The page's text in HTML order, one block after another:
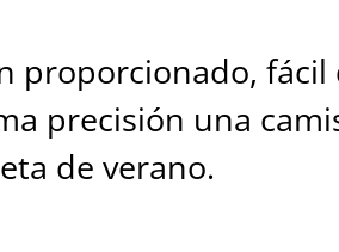
proporcionado,
precisión una
de verano.